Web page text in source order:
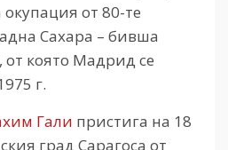
от 80-те
Сахара – бивша
от която Мадрид се
г.
Гали пристига на 18
град Сарагоса от